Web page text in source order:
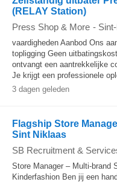
(RELAY Station)
Press Shop & More -
vaardigheden Aanbod Ons
topligging Geen
ontvangt een aantrekkelijke
Je krijgt een professionele
3 dagen geleden
Flagship Store
Sint Niklaas
SB Recruitment &
Store Manager – Multi-brand
Kinderfashion Ben jij een